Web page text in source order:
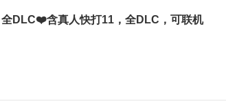
DLC❤️含真人快打11，全DLC，可联机